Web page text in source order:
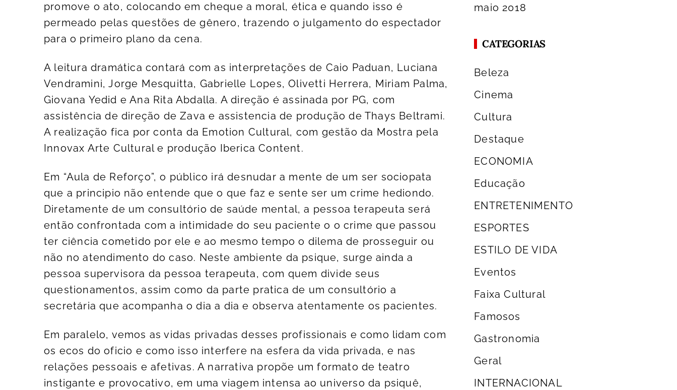
promove o ato, colocando em cheque a moral, ética e quando isso é
permeado pelas questões de gênero, trazendo o julgamento do espectador
para o primeiro plano da cena.
A leitura dramática contará com as interpretações de Caio Paduan, Luciana
Vendramini, Jorge Mesquitta, Gabrielle Lopes, Olivetti Herrera, Miriam Palma,
Giovana Yedid e Ana Rita Abdalla. A direção é assinada por PG, com
assistência de direção de Zava e assistencia de produção de Thays Beltrami.
A realização fica por conta da Emotion Cultural, com gestão da Mostra pela
Innovax Arte Cultural e produção Iberica Content.
Em “Aula de Reforço”, o público irá desnudar a mente de um ser sociopata
que a principio não entende que o que faz e sente ser um crime hediondo.
Diretamente de um consultório de saúde mental, a pessoa terapeuta será
então confrontada com a intimidade do seu paciente o o crime que passou
ter ciência cometido por ele e ao mesmo tempo o dilema de prosseguir ou
não no atendimento do caso. Neste ambiente da psique, surge ainda a
pessoa supervisora da pessoa terapeuta, com quem divide seus
questionamentos, assim como da parte pratica de um consultório a
secretária que acompanha o dia a dia e observa atentamente os pacientes.
Em paralelo, vemos as vidas privadas desses profissionais e como lidam com
os ecos do oficio e como isso interfere na esfera da vida privada, e nas
relações pessoais e afetivas. A narrativa propõe um formato de teatro
instigante e provocativo, em uma viagem intensa ao universo da psiquê,
maio 2018
CATEGORIAS
Beleza
Cinema
Cultura
Destaque
ECONOMIA
Educação
ENTRETENIMENTO
ESPORTES
ESTILO DE VIDA
Eventos
Faixa Cultural
Famosos
Gastronomia
Geral
INTERNACIONAL